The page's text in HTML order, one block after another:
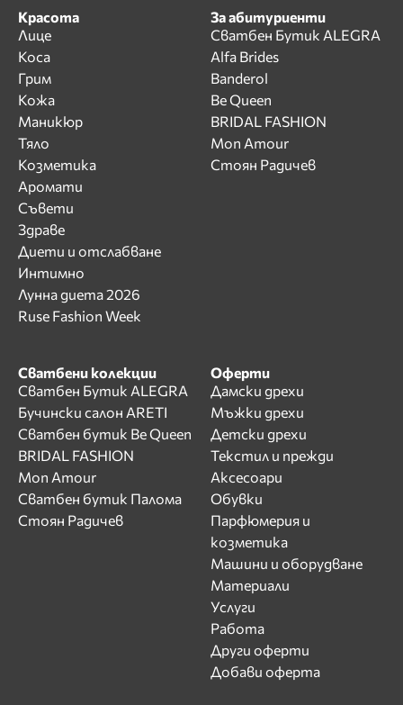
Красота
Лице
Коса
Грим
Кожа
Маникюр
Тяло
Козметика
Аромати
Съвети
Здраве
Диети и отслабване
Интимно
Лунна диета 2026
Ruse Fashion Week
За абитуриенти
Сватбен Бутик ALEGRA
Alfa Brides
Banderol
Be Queen
BRIDAL FASHION
Mon Amour
Стоян Радичев
Сватбени колекции
Сватбен Бутик ALEGRA
Бучински салон ARETI
Сватбен бутик Be Queen
BRIDAL FASHION
Mon Amour
Сватбен бутик Палома
Стоян Радичев
Оферти
Дамски дрехи
Мъжки дрехи
Детски дрехи
Текстил и прежди
Аксесоари
Обувки
Парфюмерия и
козметика
Машини и оборудване
Материали
Услуги
Работа
Други оферти
Добави оферта